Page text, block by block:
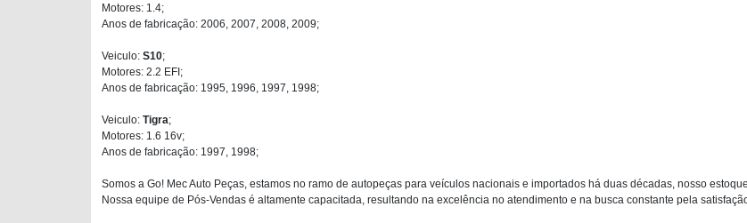
Motores: 1.4;
Anos de fabricação: 2006, 2007, 2008, 2009;
Veiculo: S10;
Motores: 2.2 EFI;
Anos de fabricação: 1995, 1996, 1997, 1998;
Veiculo: Tigra;
Motores: 1.6 16v;
Anos de fabricação: 1997, 1998;
Somos a Go! Mec Auto Peças, estamos no ramo de autopeças para veículos nacionais e importados há duas décadas, nosso
Nossa equipe de Pós-Vendas é altamente capacitada, resultando na excelência no atendimento e na busca constante pela